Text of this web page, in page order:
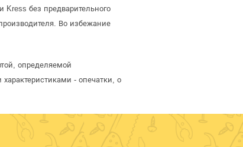
без предварительного
Во избежание
определяемой
- опечатки, о